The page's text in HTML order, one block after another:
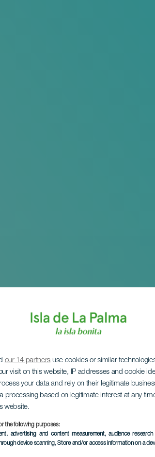
our 14 partners use cookies or similar
visit on this website, IP addresses and cookie
your data and rely on their legitimate
processing based on legitimate interest at any
website.
the following purposes:
advertising and content measurement, audience
device scanning, Store and/or access information on a
della